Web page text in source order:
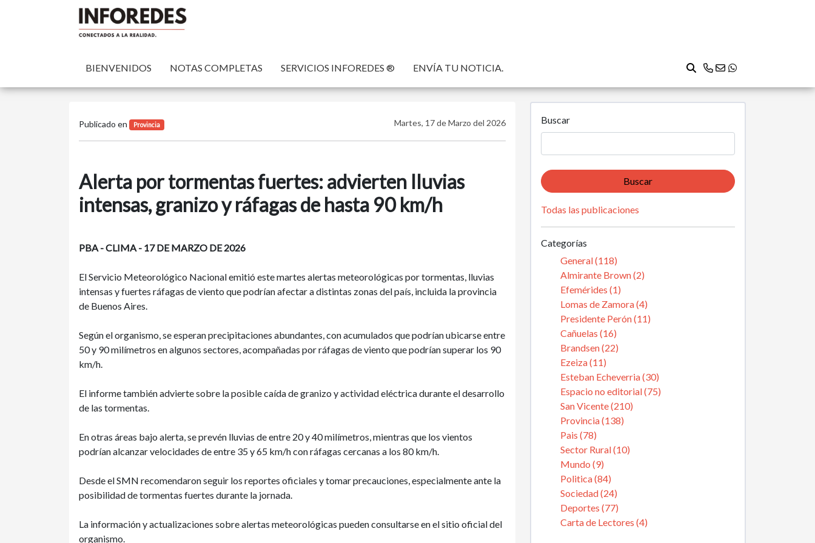
BIENVENIDOS NOTAS COMPLETAS SERVICIOS INFOREDES ® ENVÍA TU NOTICIA.
Publicado en Provincia Martes, 17 de Marzo del 2026
Alerta por tormentas fuertes: advierten lluvias
intensas, granizo y ráfagas de hasta 90 km/h
PBA - CLIMA - 17 DE MARZO DE 2026
El Servicio Meteorológico Nacional emitió este martes alertas meteorológicas por tormentas, lluvias
intensas y fuertes ráfagas de viento que podrían afectar a distintas zonas del país, incluida la provincia
de Buenos Aires.
Según el organismo, se esperan precipitaciones abundantes, con acumulados que podrían ubicarse entre
50 y 90 milímetros en algunos sectores, acompañadas por ráfagas de viento que podrían superar los 90
km/h.
El informe también advierte sobre la posible caída de granizo y actividad eléctrica durante el desarrollo
de las tormentas.
En otras áreas bajo alerta, se prevén lluvias de entre 20 y 40 milímetros, mientras que los vientos
podrían alcanzar velocidades de entre 35 y 65 km/h con ráfagas cercanas a los 80 km/h.
Desde el SMN recomendaron seguir los reportes oficiales y tomar precauciones, especialmente ante la
posibilidad de tormentas fuertes durante la jornada.
La información y actualizaciones sobre alertas meteorológicas pueden consultarse en el sitio oficial del
organismo.
Buscar
Buscar
Todas las publicaciones
Categorías
General (118)
Almirante Brown (2)
Efemérides (1)
Lomas de Zamora (4)
Presidente Perón (11)
Cañuelas (16)
Brandsen (22)
Ezeiza (11)
Esteban Echeverria (30)
Espacio no editorial (75)
San Vicente (210)
Provincia (138)
Pais (78)
Sector Rural (10)
Mundo (9)
Politica (84)
Sociedad (24)
Deportes (77)
Carta de Lectores (4)